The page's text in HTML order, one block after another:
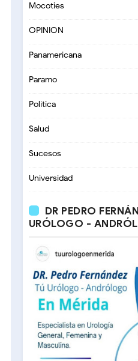
Mocoties
OPINION
Panamericana
Paramo
Política
Salud
Sucesos
Universidad
DR PEDRO
URÓLOGO -